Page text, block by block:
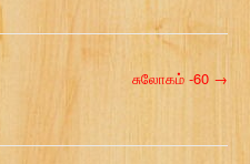
சுலோகம் -60 →